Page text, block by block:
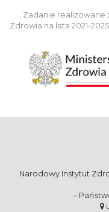
Zadanie realizowane
Zdrowia na lata 2021-
Narodowy Instytut
–